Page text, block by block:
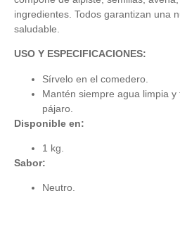
ingredientes. Todos garantizan una
saludable.
USO Y ESPECIFICACIONES:
Sírvelo en el comedero.
Mantén siempre agua limpia
pájaro.
Disponible en:
1 kg.
Sabor:
Neutro.